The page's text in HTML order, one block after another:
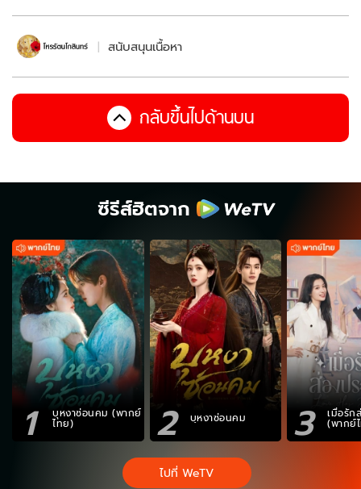
สนับสนุนเนื้อหา
กลับขึ้นไปด้านบน
ซีรีส์ฮิตจาก
1 บุหงาซ่อนคม (พากย์
ไทย) 2 บุหงาซ่อนคม 3 เมื่อรัก
(พากย์
ไปที่ WeTV